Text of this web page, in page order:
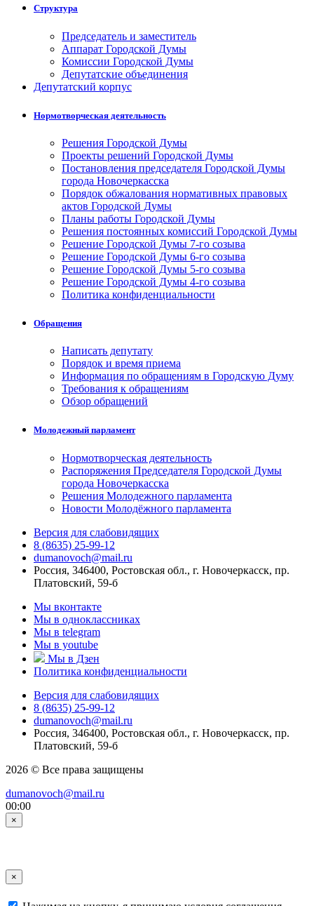
Структура
Председатель и заместитель
Аппарат Городской Думы
Комиссии Городской Думы
Депутатские объединения
Депутатский корпус
Нормотворческая деятельность
Решения Городской Думы
Проекты решений Городской Думы
Постановления председателя Городской Думы
города Новочеркасска
Порядок обжалования нормативных правовых
актов Городской Думы
Планы работы Городской Думы
Решения постоянных комиссий Городской Думы
Решение Городской Думы 7-го созыва
Решение Городской Думы 6-го созыва
Решение Городской Думы 5-го созыва
Решение Городской Думы 4-го созыва
Политика конфиденциальности
Обращения
Написать депутату
Порядок и время приема
Информация по обращениям в Городскую Думу
Требования к обращениям
Обзор обращений
Молодежный парламент
Нормотворческая деятельность
Распоряжения Председателя Городской Думы
города Новочеркасска
Решения Молодежного парламента
Новости Молодёжного парламента
Версия для слабовидящих
8 (8635) 25-99-12
dumanovoch@mail.ru
Россия, 346400, Ростовская обл., г. Новочеркасск, пр.
Платовский, 59-б
Мы вконтакте
Мы в одноклассниках
Мы в telegram
Мы в youtube
Мы в Дзен
Политика конфиденциальности
Версия для слабовидящих
8 (8635) 25-99-12
dumanovoch@mail.ru
Россия, 346400, Ростовская обл., г. Новочеркасск, пр.
Платовский, 59-б
2026 © Все права защищены
dumanovoch@mail.ru
00:00
×
×